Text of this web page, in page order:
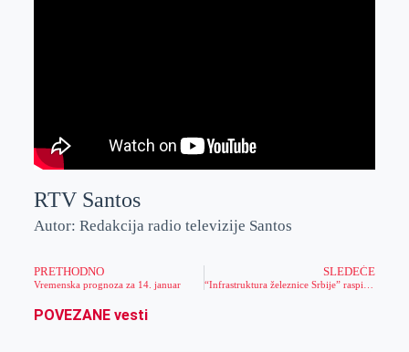
RTV Santos
Autor: Redakcija radio televizije Santos
PRETHODNO
Vremenska prognoza za 14. januar
SLEDEĆE
POVEZANE vesti